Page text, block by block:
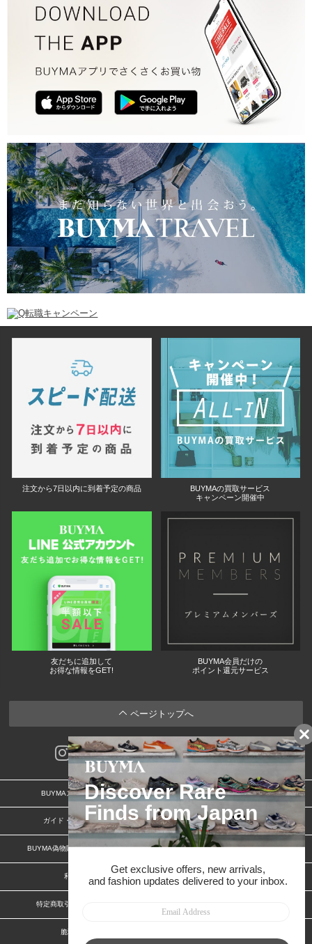
注文から7日以内に到着予定の商品
BUYMAの買取サービス
キャンペーン開催中
友だちに追加して
お得な情報をGET!
BUYMA会員だけの
ポイント還元サービス
ページトップへ
BUYMAスタートガイド 安心への取り組み
ガイド・お問い合わせ かんたん購入ガイド
BUYMA偽物販売防止の取り組み BUYMA CARD
利用規約 プライバシー
特定商取引法に関する表記
脆弱性報告